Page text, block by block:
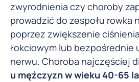
zwyrodnienia czy choroby
prowadzić do zespołu rowka
poprzez zwiększenie
łokciowym lub bezpośrednie
nerwu. Choroba najczęściej
u mężczyzn w wieku 40-65